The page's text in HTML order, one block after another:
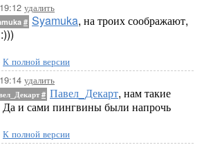
удалить
# Syamuka, на троих соображают,
К полной версии
удалить
# Павел_Декарт, нам такие
Да и сами пингвины были напрочь
К полной версии